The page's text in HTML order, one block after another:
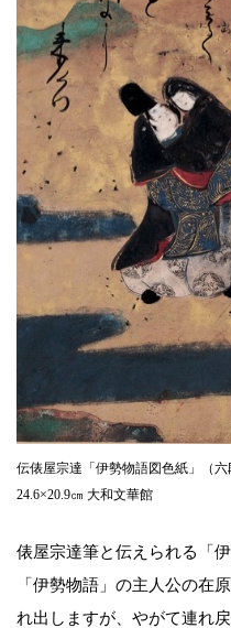
伝俵屋宗達「伊勢物語図色紙」（
24.6×20.9㎝ 大和文華館
俵屋宗達筆と伝えられる「
「伊勢物語」の主人公の在
れ出しますが、やがて連れ